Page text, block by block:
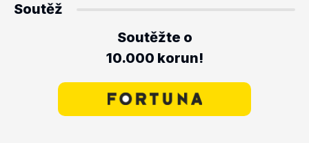
Soutěž
Soutěžte o
10.000 korun!